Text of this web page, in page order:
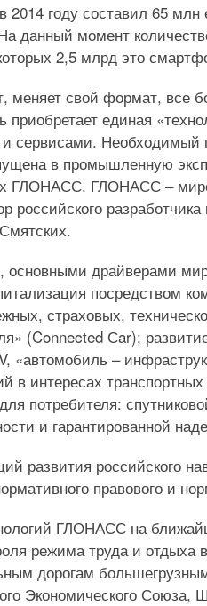
году составил 65 млн
данный момент
2,5 млрд это
меняет свой формат, все
приобретает единая
сервисами. Необходимый
в промышленную
ГЛОНАСС. ГЛОНАСС –
российского
драйверами
посредством
страховых,
(Connected Сar);
«автомобиль –
в интересах
потребителя:
и гарантированной
развития российского
правового и
ГЛОНАСС на
режима труда и отдыха
дорогам
Экономического Союза,